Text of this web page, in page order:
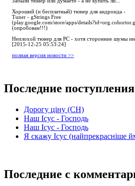
Хороший (и бесплатный) тюнер для андроида -
Tuner - gStrings Free
(play.google.com/store/apps/
(опробован!!!)
Неплохой тюнер для РС - хотя сторонние шумы
[2015-12-25 05:53:24]
полная версия новости >>
Последние поступления
Дорогу ціну (СН)
Наш Ісус - Господь
Наш Ісус - Господь
Я скажу Ісус (найпрекрасніше
Последние с